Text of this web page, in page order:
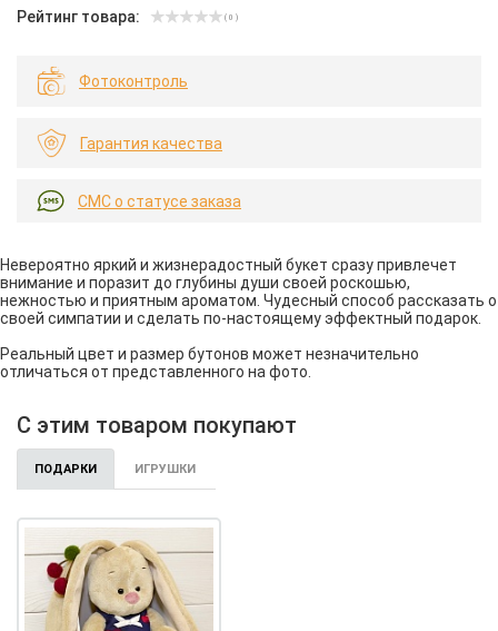
Рейтинг товара: ( 0 )
Фотоконтроль
Гарантия качества
СМС о статусе заказа
Невероятно яркий и жизнерадостный букет сразу привлечет
внимание и поразит до глубины души своей роскошью,
нежностью и приятным ароматом. Чудесный способ рассказать о
своей симпатии и сделать по-настоящему эффектный подарок.
Реальный цвет и размер бутонов может незначительно
отличаться от представленного на фото.
С этим товаром покупают
ПОДАРКИ ИГРУШКИ